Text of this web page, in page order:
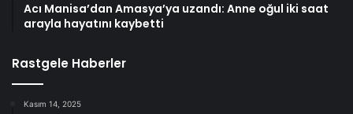
Acı Manisa’dan Amasya’ya uzandı: Anne oğul iki saat
arayla hayatını kaybetti
Rastgele Haberler
Kasım 14, 2025